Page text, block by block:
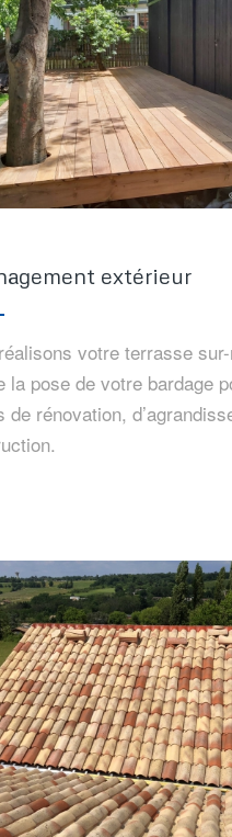
extérieur
votre terrasse
la pose de votre bardage
de rénovation,